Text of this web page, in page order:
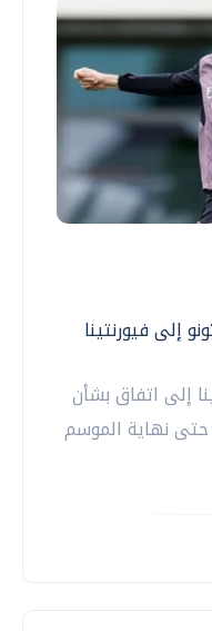
إلى فيورنتينا
إلى اتفاق بشأن
حتى نهاية الموسم